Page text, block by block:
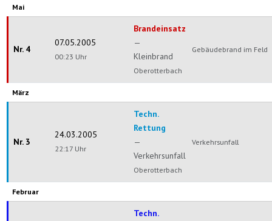
Mai
Nr. 4
07.05.2005
00:23 Uhr
Brandeinsatz
—
Kleinbrand
Oberotterbach
Gebäudebrand im Feld
März
Nr. 3
24.03.2005
22:17 Uhr
Techn.
Rettung
—
Verkehrsunfall
Oberotterbach
Verkehrsunfall
Februar
Techn.